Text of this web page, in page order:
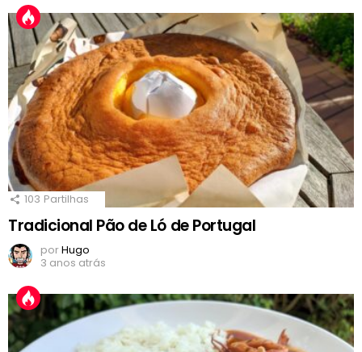
103 Partilhas
Tradicional Pão de Ló de Portugal
porHugo
3 anos atrás